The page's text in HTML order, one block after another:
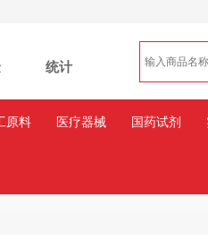
原料 医疗器械 国药试剂
统计